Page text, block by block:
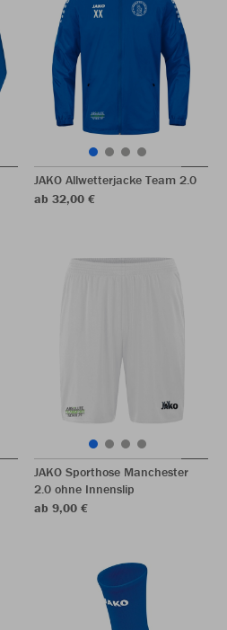
JAKO Allwetterjacke Team 2.0
ab 32,00 €
JAKO Sporthose Manchester
2.0 ohne Innenslip
ab 9,00 €